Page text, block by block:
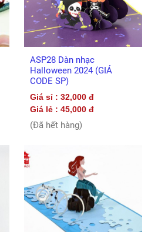
ASP28 Dàn nhạc
Halloween 2024 (GIÁ
CODE SP)
Giá sỉ : 32,000 đ
Giá lẻ : 45,000 đ
(Đã hết hàng)